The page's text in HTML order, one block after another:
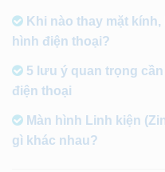
Khi nào thay mặt
hình điện thoại?
5 lưu ý quan trọng
điện thoại
Màn hình Linh kiện
gì khác nhau?